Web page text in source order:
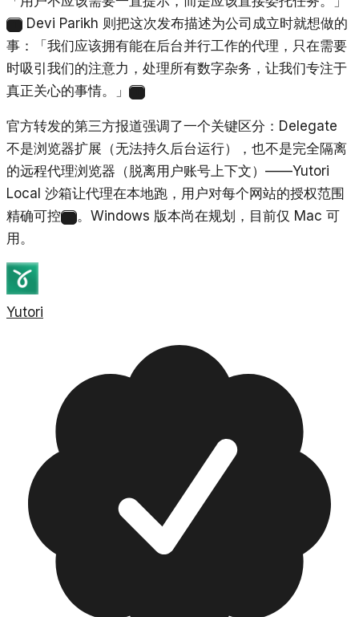
Devi Parikh 则把这次发布描述为公司成立时就想做的
事：「我们应该拥有能在后台并行工作的代理，只在需要
时吸引我们的注意力，处理所有数字杂务，让我们专注于
真正关心的事情。」
官方转发的第三方报道强调了一个关键区分：Delegate
不是浏览器扩展（无法持久后台运行），也不是完全隔离
的远程代理浏览器（脱离用户账号上下文）——Yutori
Local 沙箱让代理在本地跑，用户对每个网站的授权范围
精确可控
。Windows 版本尚在规划，目前仅 Mac 可
用。
Yutori